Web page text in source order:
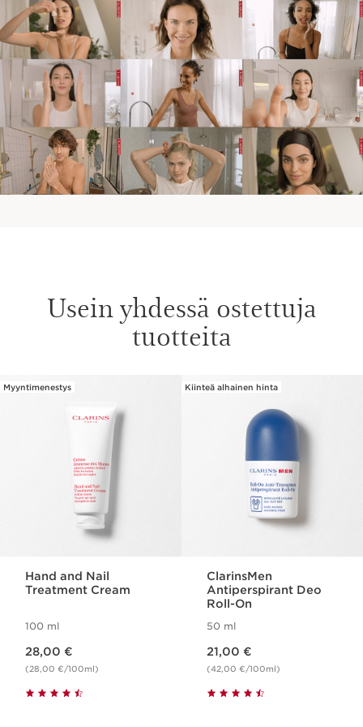
Usein yhdessä ostettuja
tuotteita
SIIRRY SISÄLTÖÖN
Myyntimenestys
Hand and Nail
Treatment Cream
100 ml
28,00 €
(28,00 €/100ml)
Kiinteä alhainen hinta
ClarinsMen
Antiperspirant Deo
Roll-On
50 ml
21,00 €
(42,00 €/100ml)